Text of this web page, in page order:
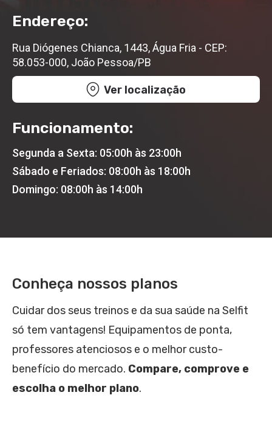
Endereço:
Rua Diógenes Chianca, 1443, Água Fria - CEP:
58.053-000, João Pessoa/PB
Ver localização
Funcionamento:
Segunda a Sexta: 05:00h às 23:00h
Sábado e Feriados: 08:00h às 18:00h
Domingo: 08:00h às 14:00h
Conheça nossos planos
Cuidar dos seus treinos e da sua saúde na Selfit
só tem vantagens! Equipamentos de ponta,
professores atenciosos e o melhor custo-
benefício do mercado. Compare, comprove e
escolha o melhor plano.